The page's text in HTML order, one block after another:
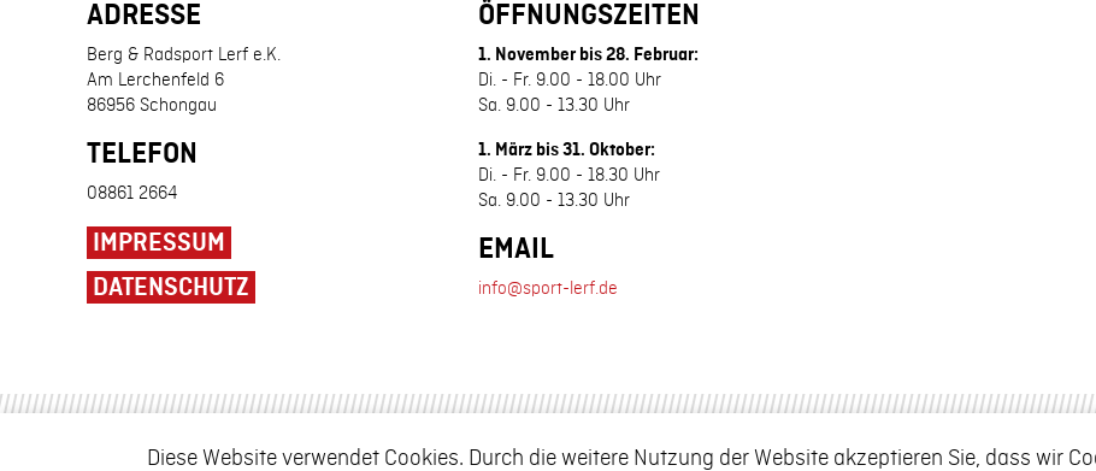
ADRESSE
Berg & Radsport Lerf e.K.
Am Lerchenfeld 6
86956 Schongau
TELEFON
08861 2664
IMPRESSUM
DATENSCHUTZ
ÖFFNUNGSZEITEN
1. November bis 28. Februar:
Di. - Fr. 9.00 - 18.00 Uhr
Sa. 9.00 - 13.30 Uhr
1. März bis 31. Oktober:
Di. - Fr. 9.00 - 18.30 Uhr
Sa. 9.00 - 13.30 Uhr
EMAIL
info@sport-lerf.de
Diese Website verwendet Cookies. Durch die weitere Nutzung der Website akzeptieren Sie, dass wir